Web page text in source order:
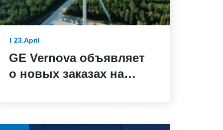
23.April
GE Vernova объявляет
о новых заказах на
Power в Германии